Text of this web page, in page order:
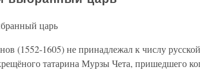
царь
(1552-1605) не принадлежал к числу
татарина Мурзы Чета, пришедшего